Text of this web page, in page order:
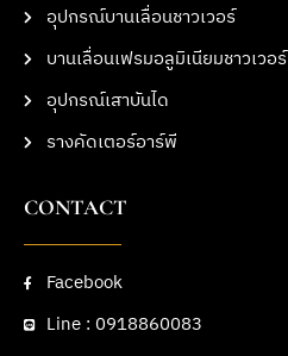
อุปกรณ์บานเลื่อนชาวเวอร์
บานเลื่อนเฟรมอลูมิเนียมชาวเวอร์
อุปกรณ์เสาบันได
รางคัดเตอร์อาร์พี
CONTACT
Facebook
Line : 0918860083